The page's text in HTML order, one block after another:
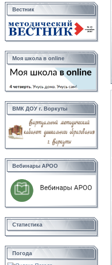
Вестник
Моя школа в online
ВМК ДОУ г. Воркуты
Вебинары АРОО
Статистика
Погода